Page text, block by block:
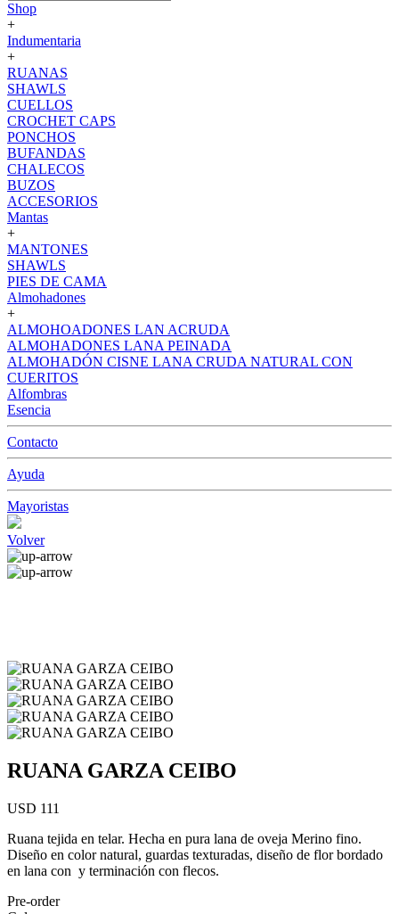
Shop
+
Indumentaria
+
RUANAS
SHAWLS
CUELLOS
CROCHET CAPS
PONCHOS
BUFANDAS
CHALECOS
BUZOS
ACCESORIOS
Mantas
+
MANTONES
SHAWLS
PIES DE CAMA
Almohadones
+
ALMOHOADONES LAN ACRUDA
ALMOHADONES LANA PEINADA
ALMOHADÓN CISNE LANA CRUDA NATURAL CON
CUERITOS
Alfombras
Esencia
Contacto
Ayuda
Mayoristas
Volver
RUANA GARZA CEIBO
USD 111
Ruana tejida en telar. Hecha en pura lana de oveja Merino fino.
Diseño en color natural, guardas texturadas, diseño de flor bordado
en lana con y terminación con flecos.
Pre-order